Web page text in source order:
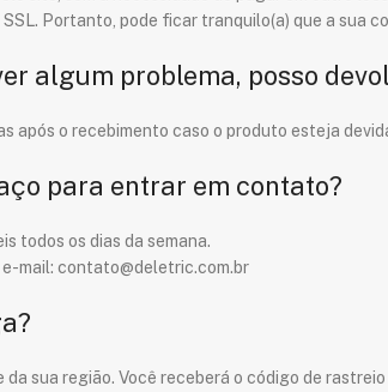
Portanto, pode ficar tranquilo(a) que a sua
algum problema, posso
após o recebimento caso o produto esteja
para entrar em contato?
todos os dias da semana.
mail: contato@deletric.com.br
da sua região. Você receberá o código de